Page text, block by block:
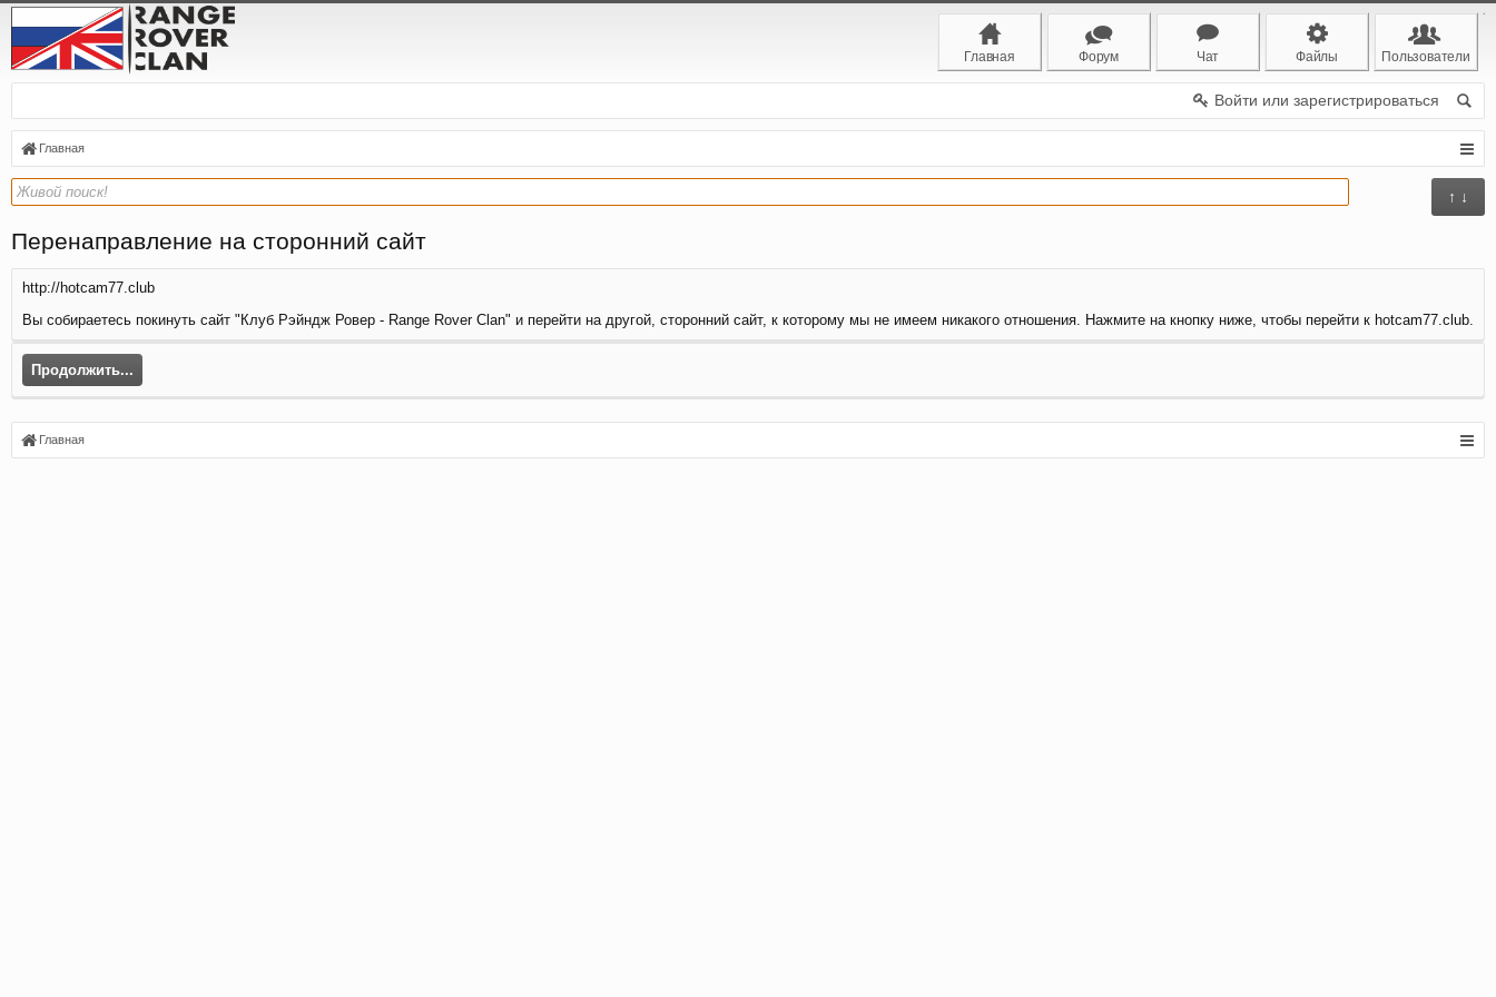
Главная Форум Чат Файлы Пользователи
Войти или зарегистрироваться
Главная
↑ ↓
Перенаправление на сторонний сайт
http://hotcam77.club
Вы собираетесь покинуть сайт "Клуб Рэйндж Ровер - Range Rover Clan" и перейти на другой, сторонний сайт, к которому мы не имеем никакого отношения. Нажмите на кнопку ниже, чтобы перейти к hotcam77.club.
Продолжить...
Главная